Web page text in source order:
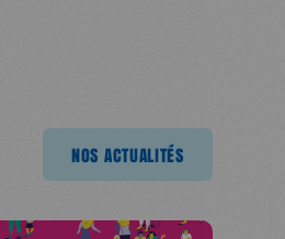
NOS ACTUALITÉS NOS ACTUALITÉS
NOS ACTUALITÉS